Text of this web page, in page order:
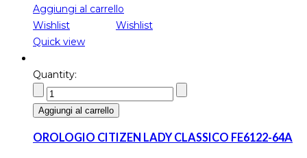
Aggiungi al carrello
Wishlist
Wishlist
Quick view
Quantity:
Aggiungi al carrello
OROLOGIO CITIZEN LADY CLASSICO FE6122-64A